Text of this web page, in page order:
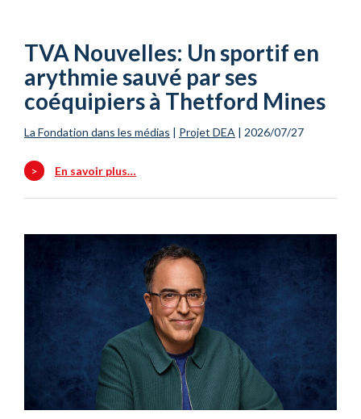
TVA Nouvelles: Un sportif en
arythmie sauvé par ses
coéquipiers à Thetford Mines
La Fondation dans les médias | Projet DEA | 2026/07/27
> En savoir plus…